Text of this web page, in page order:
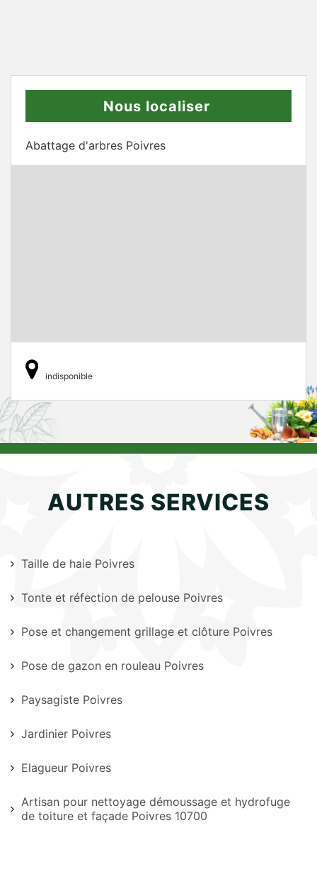
Nous localiser
Abattage d'arbres Poivres
indisponible
AUTRES SERVICES
Taille de haie Poivres
Tonte et réfection de pelouse Poivres
Pose et changement grillage et clôture Poivres
Pose de gazon en rouleau Poivres
Paysagiste Poivres
Jardinier Poivres
Elagueur Poivres
Artisan pour nettoyage démoussage et hydrofuge
de toiture et façade Poivres 10700